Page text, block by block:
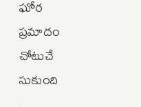
ఘోర
ప్రమాదం
చోటుచే
సుకుంది